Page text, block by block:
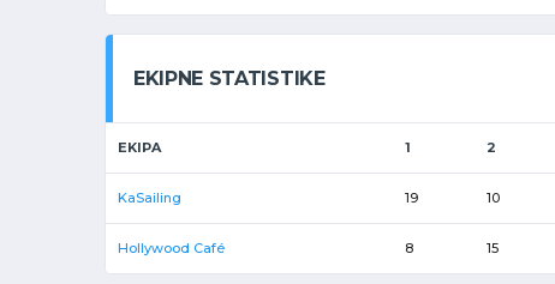
EKIPNE STATISTIKE
EKIPA 1 2
KaSailing 19 10
Hollywood Café 8 15